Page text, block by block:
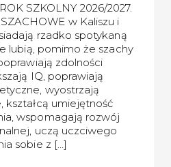
SZKOLNY 2026/2027.
w Kaliszu i
rzadko spotykaną
lubią, pomimo że szachy
zdolności
IQ, poprawiają
wyostrzają
kształcą umiejętność
wspomagają rozwój
uczą uczciwego
sobie z […]